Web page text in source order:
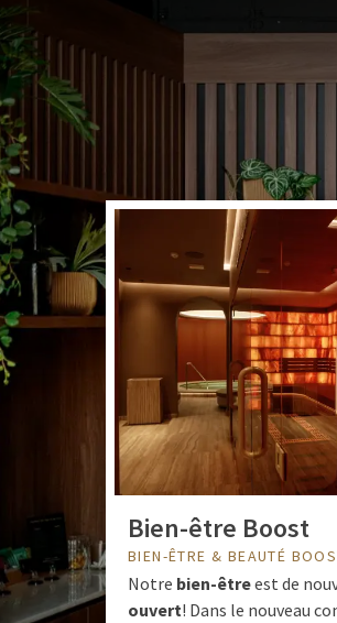
Bien-être Boost
BIEN-ÊTRE & BEAUTÉ
Notre bien-êtreest de
ouvert! Dans le nouveau